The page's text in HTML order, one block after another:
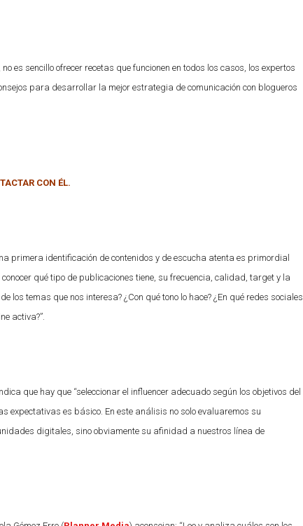
es sencillo ofrecer recetas que funcionen en todos los casos, los expertos
para desarrollar la mejor estrategia de comunicación con blogueros
CON ÉL.
primera identificación de contenidos y de escucha atenta es primordial
qué tipo de publicaciones tiene, su frecuencia, calidad, target y la
los temas que nos interesa? ¿Con qué tono lo hace? ¿En qué redes sociales
activa?”.
que hay que “seleccionar el influencer adecuado según los objetivos del
expectativas es básico. En este análisis no solo evaluaremos su
digitales, sino obviamente su afinidad a nuestros línea de